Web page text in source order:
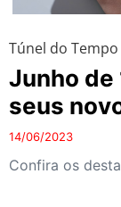
Túnel do Tempo
Junho de
seus
14/06/2023
Confira os